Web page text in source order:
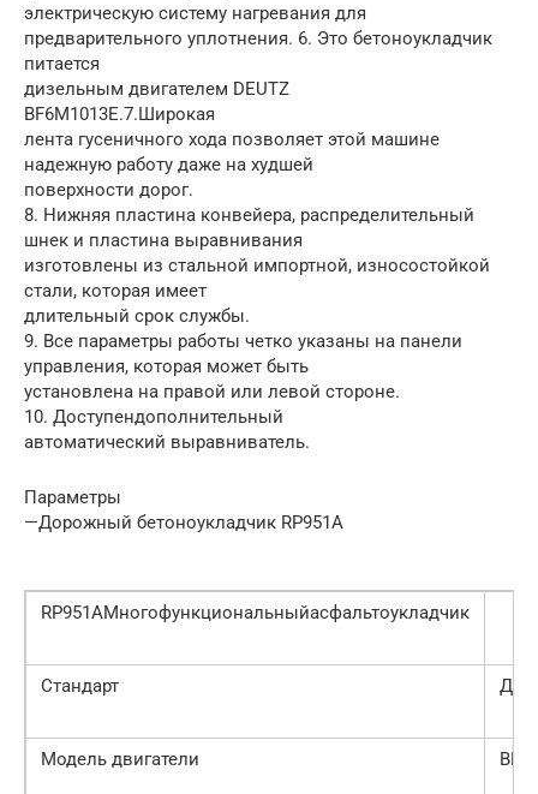
электрическую систему нагревания для
предварительного уплотнения. 6. Это бетоноукладчик
питается
дизельным двигателем DEUTZ
BF6M1013E.7.Широкая
лента гусеничного хода позволяет этой машине
надежную работу даже на худшей
поверхности дорог.
8. Нижняя пластина конвейера, распределительный
шнек и пластина выравнивания
изготовлены из стальной импортной, износостойкой
стали, которая имеет
длительный срок службы.
9. Все параметры работы четко указаны на панели
управления, которая может быть
установлена на правой или левой стороне.
10. Доступендополнительный
автоматический выравниватель.
Параметры
—Дорожный бетоноукладчик RP951A
RP951AМногофункциональныйасфальтоукладчик
Стандарт
Модель двигатели